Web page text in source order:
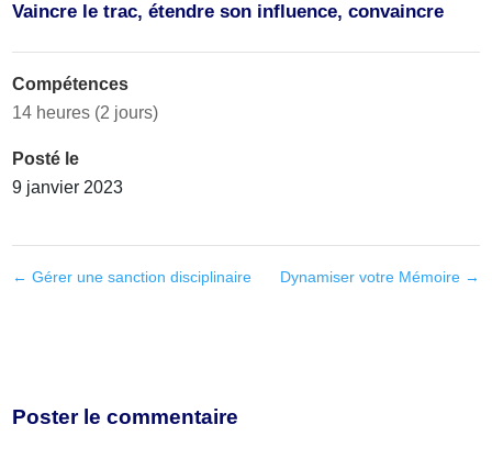
Vaincre le trac, étendre son influence, convaincre
Compétences
14 heures (2 jours)
Posté le
9 janvier 2023
← Gérer une sanction disciplinaire Dynamiser votre Mémoire →
Poster le commentaire